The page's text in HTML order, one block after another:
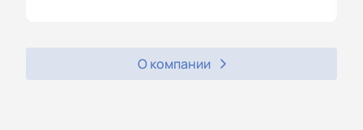
О компании